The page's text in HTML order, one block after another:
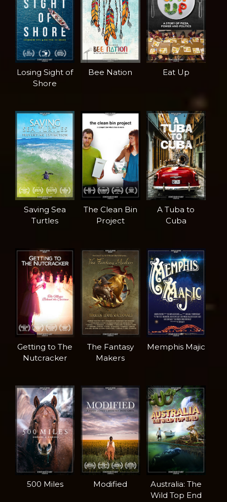
Losing Sight of
Shore
Bee Nation Eat Up
Saving Sea
Turtles
The Clean Bin
Project
A Tuba to
Cuba
Getting to The
Nutcracker
The Fantasy
Makers
Memphis Majic
500 Miles Modified
Australia: The
Wild Top End